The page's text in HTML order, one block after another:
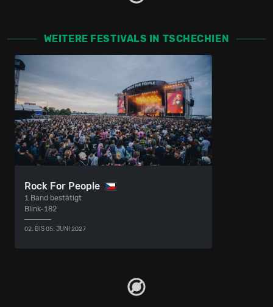
WEITERE FESTIVALS IN TSCHECHIEN
Rock For People
1 Band bestätigt
Blink-182
02. BIS 05. JUNI 2027